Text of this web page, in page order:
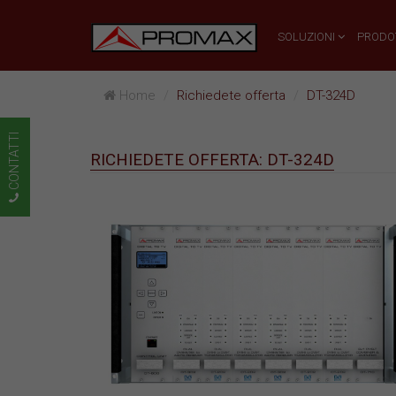
SOLUZIONI
Home Richiedete offerta DT-324D
RICHIEDETE OFFERTA: DT-324D
CONTATTI